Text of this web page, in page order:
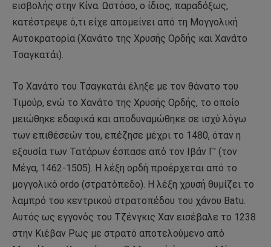
εισβολής στην Κίνα. Ωστόσο, ο ίδιος, παραδόξως,
κατέστρεψε ό,τι είχε απομείνει από τη Μογγολική
Αυτοκρατορία (Χανάτο της Χρυσής Ορδής και Χανάτο
Τσαγκατάι).
Το Χανάτο του Τσαγκατάι έληξε με τον θάνατο του
Τιμούρ, ενώ το Χανάτο της Χρυσής Ορδής, το οποίο
μειώθηκε εδαφικά και αποδυναμώθηκε σε ισχύ λόγω
των επιθέσεών του, επέζησε μέχρι το 1480, όταν η
εξουσία των Τατάρων έσπασε από τον Ιβάν Γ’ (τον
Μέγα, 1462-1505). Η λέξη ορδή προέρχεται από το
μογγολικό ordo (στρατόπεδο). Η λέξη χρυσή θυμίζει το
λαμπρό του κεντρικού στρατοπέδου του χάνου Batu.
Αυτός ως εγγονός του Τζένγκις Χαν εισέβαλε το 1238
στην Κιέβαν Ρως με στρατό αποτελούμενο από